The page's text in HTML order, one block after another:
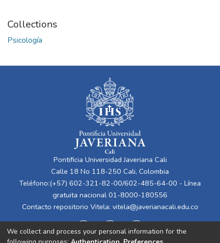
Collections
Psicología
Pontificia Universidad Javeriana Cali
Calle 18 No 118-250 Cali, Colombia
Teléfono:(+57) 602-321-82-00/602-485-64-00 - Línea
gratuita nacional 01-8000-180556
Contacto repositorio Vitela: vitela@javerianacali.edu.co
We collect and process your personal information for the